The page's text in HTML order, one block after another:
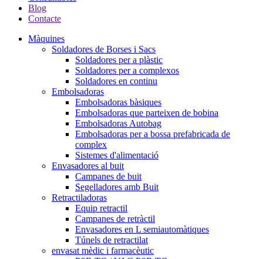
Blog
Contacte
Màquines
Soldadores de Borses i Sacs
Soldadores per a plàstic
Soldadores per a complexos
Soldadores en continu
Embolsadoras
Embolsadoras bàsiques
Embolsadoras que parteixen de bobina
Embolsadoras Autobag
Embolsadoras per a bossa prefabricada de
complex
Sistemes d'alimentació
Envasadores al buit
Campanes de buit
Segelladores amb Buit
Retractiladoras
Equip retractil
Campanes de retràctil
Envasadores en L semiautomàtiques
Túnels de retractilat
envasat mèdic i farmacèutic